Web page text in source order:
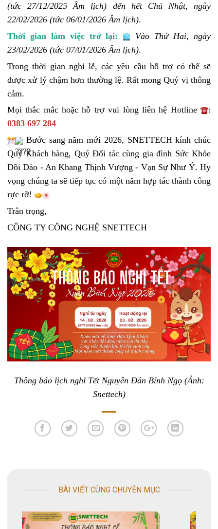
(tức 27/12/2025 Âm lịch) đến hết Chủ Nhật, ngày
22/02/2026 (tức 06/01/2026 Âm lịch).
Thời gian làm việc trở lại:
Vào Thứ Hai, ngày
23/02/2026 (tức 07/01/2026 Âm lịch).
Trong thời gian nghỉ lễ, các yêu cầu hỗ trợ có thể sẽ
được xử lý chậm hơn thường lệ. Rất mong Quý vị thông
cảm.
Mọi thắc mắc hoặc hỗ trợ vui lòng liên hệ Hotline
:
0383 697 284
Bước sang năm mới 2026, SNETTECH kính chúc
Quý Khách hàng, Quý Đối tác cùng gia đình Sức Khỏe
Dồi Dào - An Khang Thịnh Vượng - Vạn Sự Như Ý. Hy
vọng chúng ta sẽ tiếp tục có một năm hợp tác thành công
rực rỡ!
Trân trọng,
CÔNG TY CÔNG NGHỆ SNETTECH
Thông báo lịch nghỉ Tết Nguyên Đán Bính Ngọ (Ảnh:
Snettech)
BÀI VIẾT CÙNG CHUYÊN MỤC